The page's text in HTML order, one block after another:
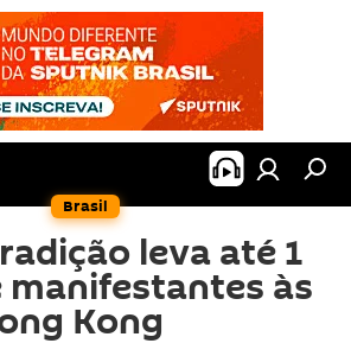
Brasil
leva até 1
manifestantes às
Kong